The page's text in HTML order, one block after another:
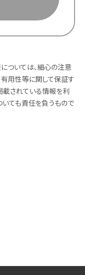
ついては、細心の注意
有用性等に関して保証す
載されている情報を利
ても責任を負うもので